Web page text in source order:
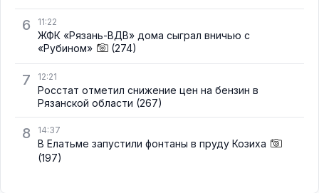
6 11:22
ЖФК «Рязань-ВДВ» дома сыграл вничью с
«Рубином»
(274)
7 12:21
Росстат отметил снижение цен на бензин в
Рязанской области (267)
8 14:37
В Елатьме запустили фонтаны в пруду Козиха
(197)